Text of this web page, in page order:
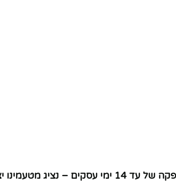
שימו לב! – משלוח ליעדי אילת והסביבה עבור דגם זה הינו בעלות של